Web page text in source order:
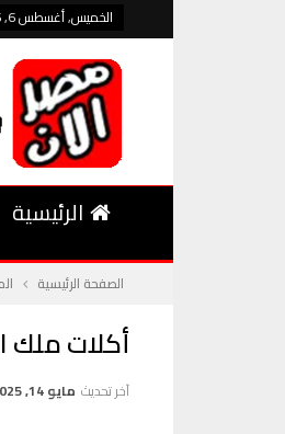
الخميس, أغسطس 6, 2026
الرئيسية
الصفحة الرئيسية
أكلات ملك
آخر تحديث مايو 14, 2025